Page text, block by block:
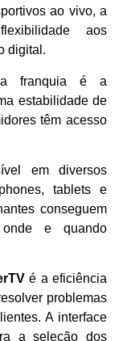
ao vivo, a
aos
digital.
franquia é a
estabilidade de
têm acesso
em diversos
tablets e
conseguem
onde e quando
é a eficiência
problemas
A interface
a seleção dos